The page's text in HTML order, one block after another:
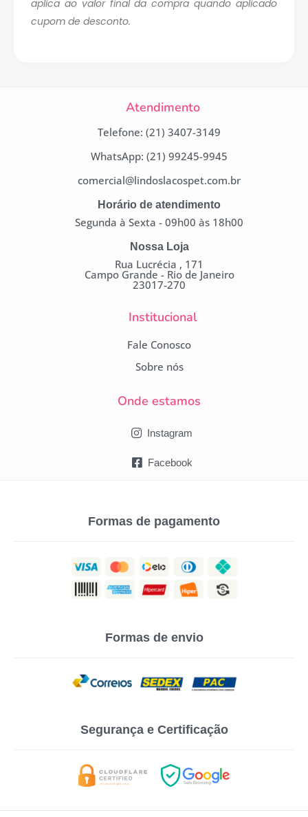
aplica ao valor final da compra quando aplicado
cupom de desconto.
Atendimento
Telefone: (21) 3407-3149
WhatsApp: (21) 99245-9945
comercial@lindoslacospet.com.br
Horário de atendimento
Segunda à Sexta - 09h00 às 18h00
Nossa Loja
Rua Lucrécia , 171
Campo Grande - Rio de Janeiro
23017-270
Institucional
Fale Conosco
Sobre nós
Onde estamos
Instagram
Facebook
Formas de pagamento
Formas de envio
Segurança e Certificação